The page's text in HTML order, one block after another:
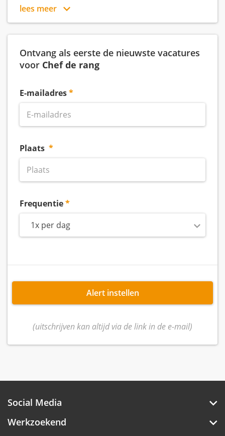
lees meer
Ontvang als eerste de nieuwste vacatures
voor Chef de rang
E-mailadres
Plaats
Frequentie
1x per dag
Alert instellen
(uitschrijven kan altijd via de link in de e-mail)
Social Media
Werkzoekend